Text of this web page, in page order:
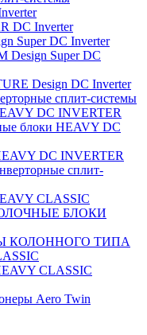
DC Inverter
Super DC Inverter
Design Super DC
Design DC Inverter
сплит-системы
DC INVERTER
блоки HEAVY DC
DC INVERTER
сплит-
CLASSIC
БЛОКИ
КОЛОННОГО ТИПА
CLASSIC
Aero Twin